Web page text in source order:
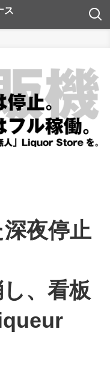
夜停止
、看板